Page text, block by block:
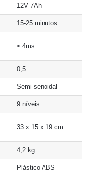
12V 7Ah
15-25 minutos
≤ 4ms
0,5
Semi-senoidal
9 níveis
33 x 15 x 19 cm
4,2 kg
Plástico ABS